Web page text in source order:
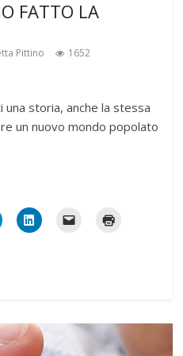
FATTO LA
Pittino
1652
una storia, anche la stessa
un nuovo mondo popolato